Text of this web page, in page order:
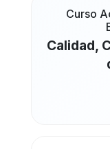
Curso
Calidad,